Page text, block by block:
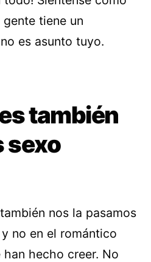
tiene un
es asunto tuyo.
también
sexo
nos la pasamos
no en el romántico
hecho creer. No